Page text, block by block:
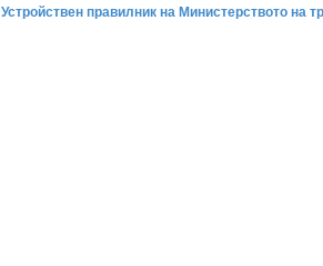
Устройствен правилник на Министерството на